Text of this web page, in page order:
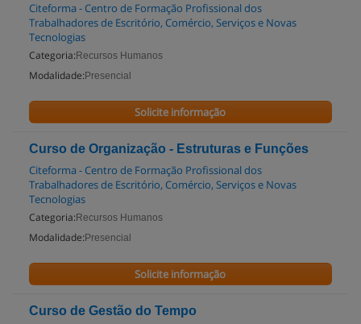
Citeforma - Centro de Formação Profissional dos
Trabalhadores de Escritório, Comércio, Serviços e Novas
Tecnologias
Categoria: Recursos Humanos
Modalidade: Presencial
Solicite informação
Curso de Organização - Estruturas e Funções
Citeforma - Centro de Formação Profissional dos
Trabalhadores de Escritório, Comércio, Serviços e Novas
Tecnologias
Categoria: Recursos Humanos
Modalidade: Presencial
Solicite informação
Curso de Gestão do Tempo